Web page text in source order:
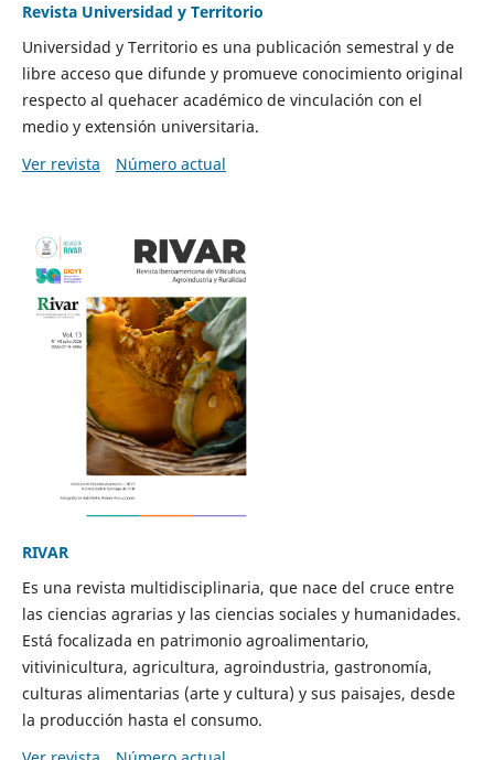
Revista Universidad y Territorio
Universidad y Territorio es una publicación semestral y de
libre acceso que difunde y promueve conocimiento original
respecto al quehacer académico de vinculación con el
medio y extensión universitaria.
Ver revista
Número actual
RIVAR
Es una revista multidisciplinaria, que nace del cruce entre
las ciencias agrarias y las ciencias sociales y humanidades.
Está focalizada en patrimonio agroalimentario,
vitivinicultura, agricultura, agroindustria, gastronomía,
culturas alimentarias (arte y cultura) y sus paisajes, desde
la producción hasta el consumo.